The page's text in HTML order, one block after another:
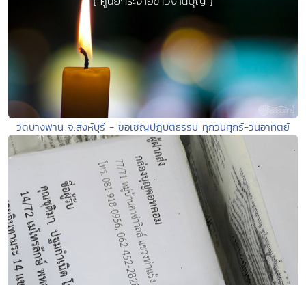
วัดบางพาน จ.สิงห์บุรี - ขอเชิญปฎิบัติธรรม ทุกวันศุกร์-วันอาทิตย์